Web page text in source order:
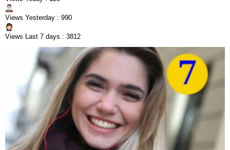
Views Yesterday : 990
Views Last 7 days : 3812